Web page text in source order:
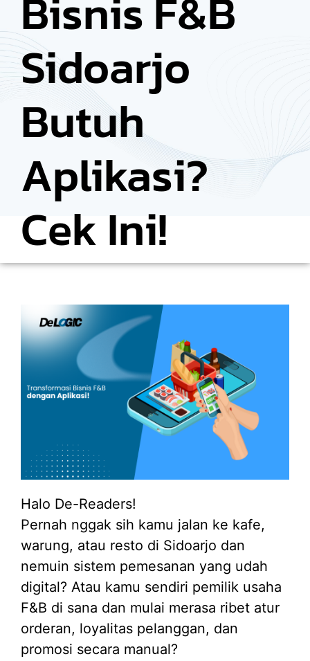
Sidoarjo
Butuh
Aplikasi?
Cek Ini!
Halo De-Readers!
Pernah nggak sih kamu jalan ke kafe,
warung, atau resto di Sidoarjo dan
nemuin sistem pemesanan yang udah
digital? Atau kamu sendiri pemilik usaha
F&B di sana dan mulai merasa ribet atur
orderan, loyalitas pelanggan, dan
promosi secara manual?